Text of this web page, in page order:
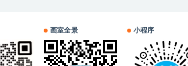
画室全景 小程序